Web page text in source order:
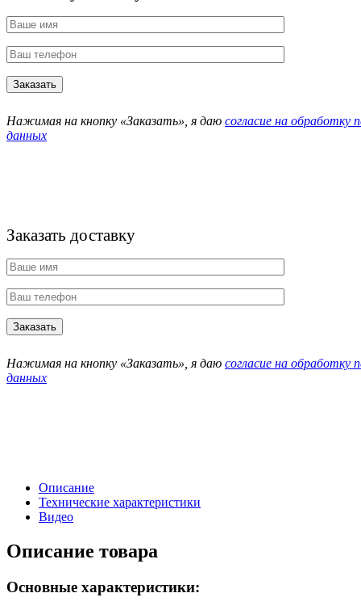
Нажимая на кнопку «Заказать», я даю согласие на обработку
данных
Заказать доставку
Нажимая на кнопку «Заказать», я даю согласие на обработку
данных
Описание
Технические характеристики
Видео
Описание товара
Основные характеристики: